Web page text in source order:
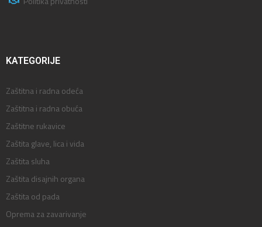
KATEGORIJE
Zaštitna i radna odeća
Zaštitna i radna obuća
Zaštitne rukavice
Zaštita glave, lica i vida
Zaštita sluha
Zaštita disajnih organa
Zaštita od pada
Oprema za zavarivanje